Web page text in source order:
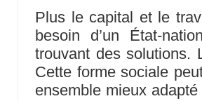
Plus le capital et le
besoin d’un État-
trouvant des solutions.
Cette forme sociale
ensemble mieux